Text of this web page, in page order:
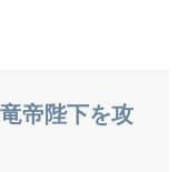
帝陛下を攻